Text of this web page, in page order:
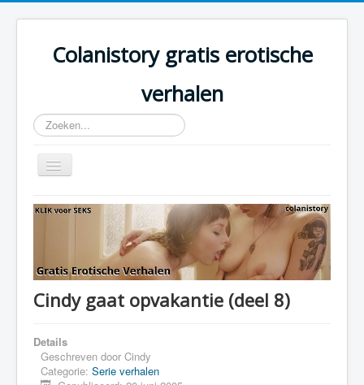
Colanistory gratis erotische
verhalen
Zoeken...
Schakelen
navigatie
Colanistory.eu - Erotische verhalen - Home
Cindy gaat opvakantie (deel 8)
Details
Geschreven door Cindy
Categorie: Serie verhalen